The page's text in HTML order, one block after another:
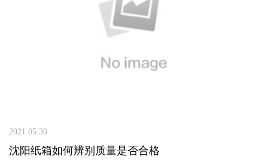
2021.05.30
沈阳纸箱如何辨别质量是否合格